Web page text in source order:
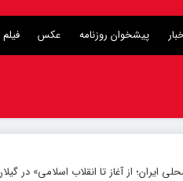
پیشخوان روزنامه عکس فیلم
از آغاز تا انقلاب اسلامی» در